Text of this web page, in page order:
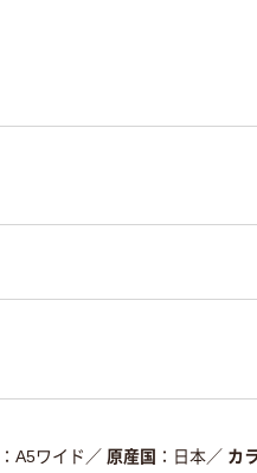
A5ワイド ／ 原産国 日本／ カ